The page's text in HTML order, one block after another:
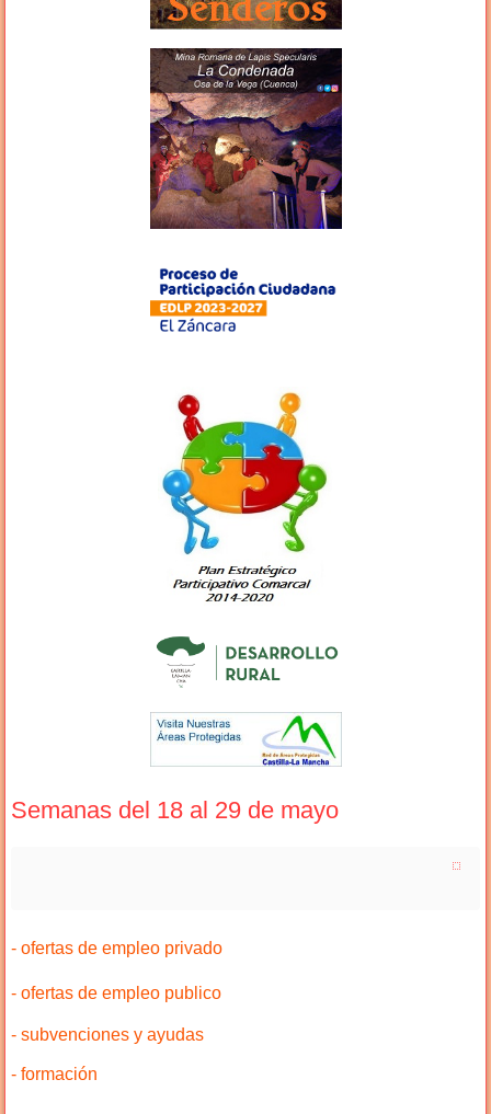
Semanas del 18 al 29 de mayo
- ofertas de empleo privado
- ofertas de empleo publico
- subvenciones y ayudas
- formación